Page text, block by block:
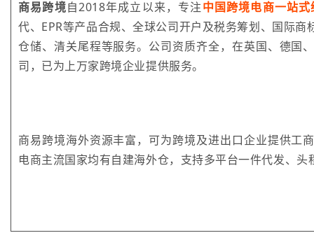
商易跨境自2018年成立以来，专注中国跨境电商一站
代、EPR等产品合规、全球公司开户及税务筹划、国际
仓储、清关尾程等服务。公司资质齐全，在英国、德国
司，已为上万家跨境企业提供服务。
商易跨境海外资源丰富，可为跨境及进出口企业提供工
电商主流国家均有自建海外仓，支持多平台一件代发、